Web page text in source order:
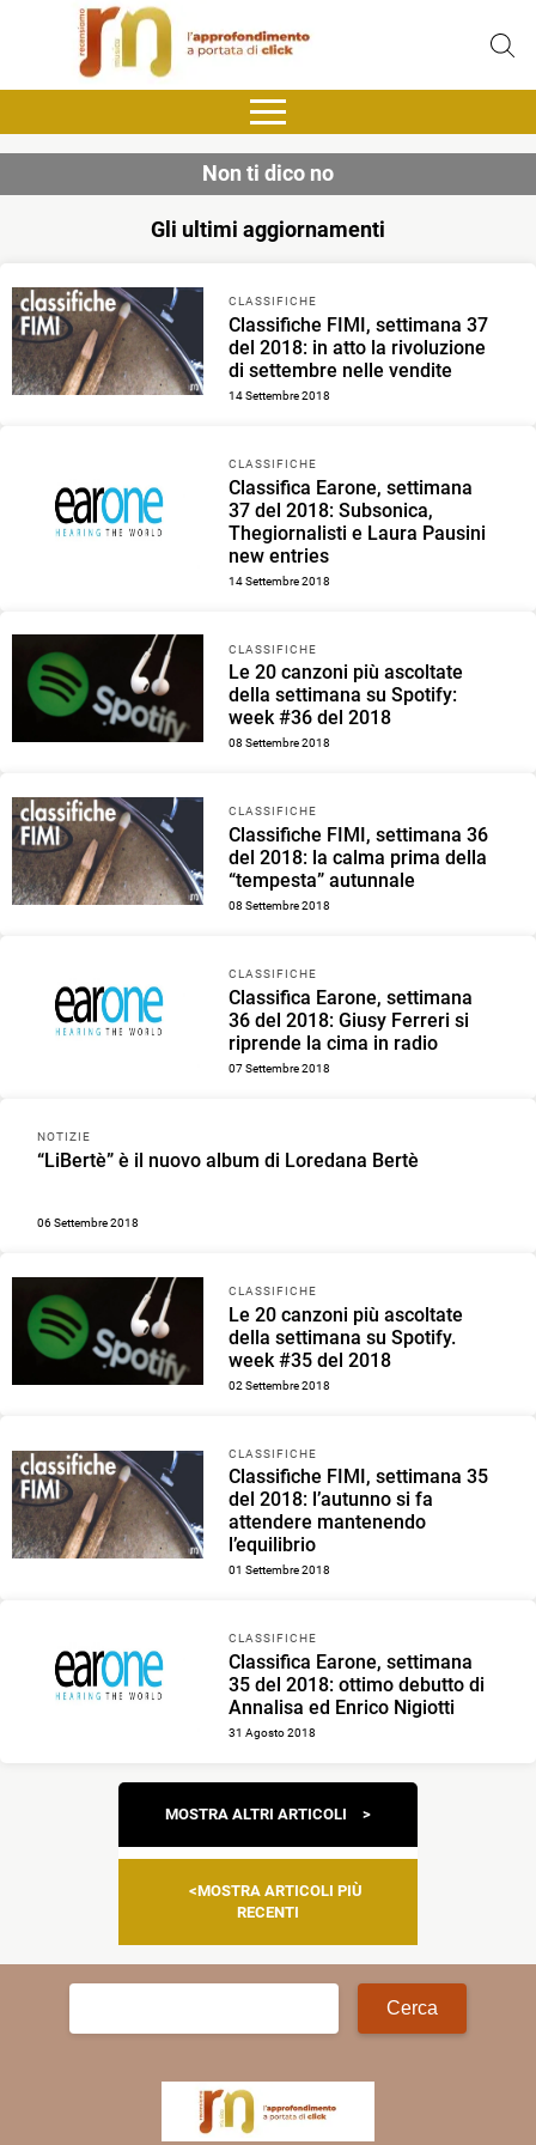
Non ti dico no
Gli ultimi aggiornamenti
CLASSIFICHE
Classifiche FIMI, settimana 37
del 2018: in atto la rivoluzione
di settembre nelle vendite
14 Settembre 2018
CLASSIFICHE
Classifica Earone, settimana
37 del 2018: Subsonica,
Thegiornalisti e Laura Pausini
new entries
14 Settembre 2018
CLASSIFICHE
Le 20 canzoni più ascoltate
della settimana su Spotify:
week #36 del 2018
08 Settembre 2018
CLASSIFICHE
Classifiche FIMI, settimana 36
del 2018: la calma prima della
“tempesta” autunnale
08 Settembre 2018
CLASSIFICHE
Classifica Earone, settimana
36 del 2018: Giusy Ferreri si
riprende la cima in radio
07 Settembre 2018
NOTIZIE
“LiBertè” è il nuovo album di Loredana Bertè
06 Settembre 2018
CLASSIFICHE
Le 20 canzoni più ascoltate
della settimana su Spotify.
week #35 del 2018
02 Settembre 2018
CLASSIFICHE
Classifiche FIMI, settimana 35
del 2018: l’autunno si fa
attendere mantenendo
l’equilibrio
01 Settembre 2018
CLASSIFICHE
Classifica Earone, settimana
35 del 2018: ottimo debutto di
Annalisa ed Enrico Nigiotti
31 Agosto 2018
Navigazione
articoli
MOSTRA ALTRI ARTICOLI
MOSTRA ARTICOLI PIÙ
RECENTI